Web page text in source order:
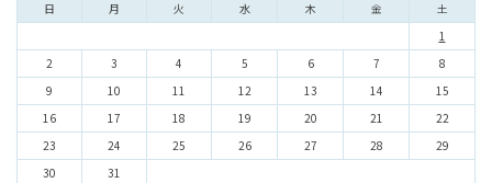
日 月 火 水 木 金 土
1
2
3 4 5 6 7
8
9
10 11 12 13 14
15
16
17 18 19 20 21
22
23
24 25 26 27 28
29
30
31